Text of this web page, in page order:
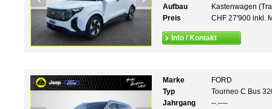
Aufbau
Kastenwagen
Preis
CHF 27'900 inkl.
Info / Kontakt
Marke
FORD
Typ
Tourneo C Bus
Jahrgang
--.----